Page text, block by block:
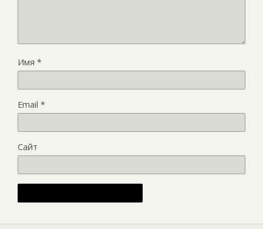
Имя *
Email *
Сайт